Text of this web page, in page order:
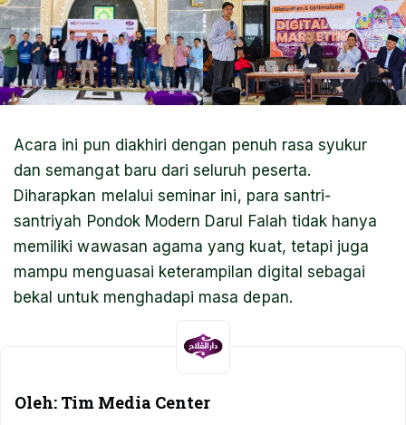
Acara ini pun diakhiri dengan penuh rasa syukur
dan semangat baru dari seluruh peserta.
Diharapkan melalui seminar ini, para santri-
santriyah Pondok Modern Darul Falah tidak hanya
memiliki wawasan agama yang kuat, tetapi juga
mampu menguasai keterampilan digital sebagai
bekal untuk menghadapi masa depan.
Oleh: Tim Media Center